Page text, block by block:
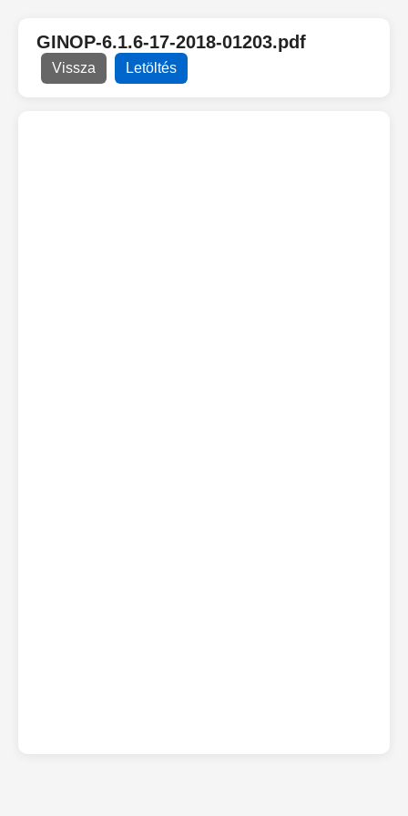
GINOP-6.1.6-17-2018-01203.pdf
Vissza Letöltés